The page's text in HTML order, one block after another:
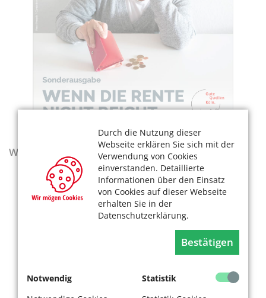
Durch die Nutzung dieser
Webseite erklären Sie sich mit der
Verwendung von Cookies
einverstanden. Detaillierte
Informationen über den Einsatz
von Cookies auf dieser Webseite
erhalten Sie in der
Datenschutzerklärung.
Bestätigen
Notwendig
Statistik
Wegweiser - Aktualisierte Ausgabe 2025–2027